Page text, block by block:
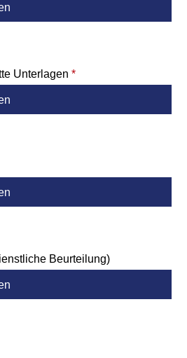
Unterlagen *
Beurteilung)